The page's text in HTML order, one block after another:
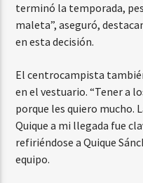
terminó la temporada,
maleta”, aseguró,
en esta decisión.
El centrocampista
en el vestuario. “Tener a
porque les quiero mucho.
Quique a mi llegada fue
refiriéndose a Quique
equipo.